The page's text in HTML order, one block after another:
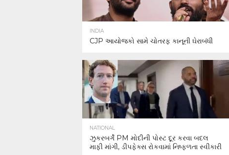
INDIA
CJP આયોજકો સામે ચોતરફ કાનૂની ઘેરાબંધી
NATIONAL
ઝુકરબર્ગે PM મોદીની પોસ્ટ દૂર કરવા બદલ
માફી માંગી, ડીપફેક્સ રોકવામાં નિષ્ફળતા સ્વીકારી